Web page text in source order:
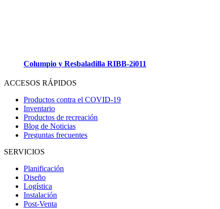
Columpio y Resbaladilla RIBB-2i011
ACCESOS RÁPIDOS
Productos contra el COVID-19
Inventario
Productos de recreación
Blog de Noticias
Preguntas frecuentes
SERVICIOS
Planificación
Diseño
Logística
Instalación
Post-Venta